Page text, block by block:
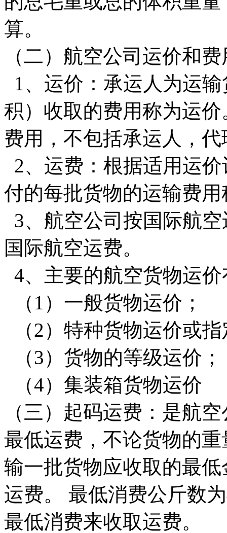
算。
（二）航空公司运价和
1、运价：承运人为运
积）收取的费用称为运
费用，不包括承运人，
2、运费：根据适用运
付的每批货物的运输费
3、航空公司按国际航
国际航空运费。
4、主要的航空货物运
（1）一般货物运价；
（2）特种货物运价或
（3）货物的等级运价；
（4）集装箱货物运价
（三）起码运费：是航
最低运费，不论货物的
输一批货物应收取的最
运费。 最低消费公斤数
最低消费来收取运费。